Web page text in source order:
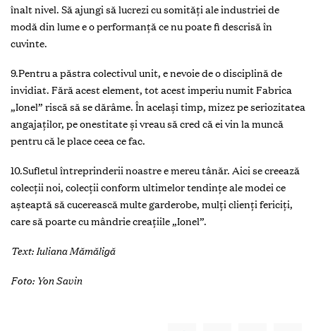
înalt nivel. Să ajungi să lucrezi cu somităţi ale industriei de
modă din lume e o performanţă ce nu poate fi descrisă în
cuvinte.
9.Pentru a păstra colectivul unit, e nevoie de o disciplină de
invidiat. Fără acest element, tot acest imperiu numit Fabrica
„Ionel” riscă să se dărâme. În acelaşi timp, mizez pe seriozitatea
angajaţilor, pe onestitate şi vreau să cred că ei vin la muncă
pentru că le place ceea ce fac.
10.Sufletul întreprinderii noastre e mereu tânăr. Aici se creează
colecţii noi, colecţii conform ultimelor tendinţe ale modei ce
aşteaptă să cucerească multe garderobe, mulţi clienţi fericiţi,
care să poarte cu mândrie creaţiile „Ionel”.
Text: Iuliana Mămăligă
Foto: Yon Savin